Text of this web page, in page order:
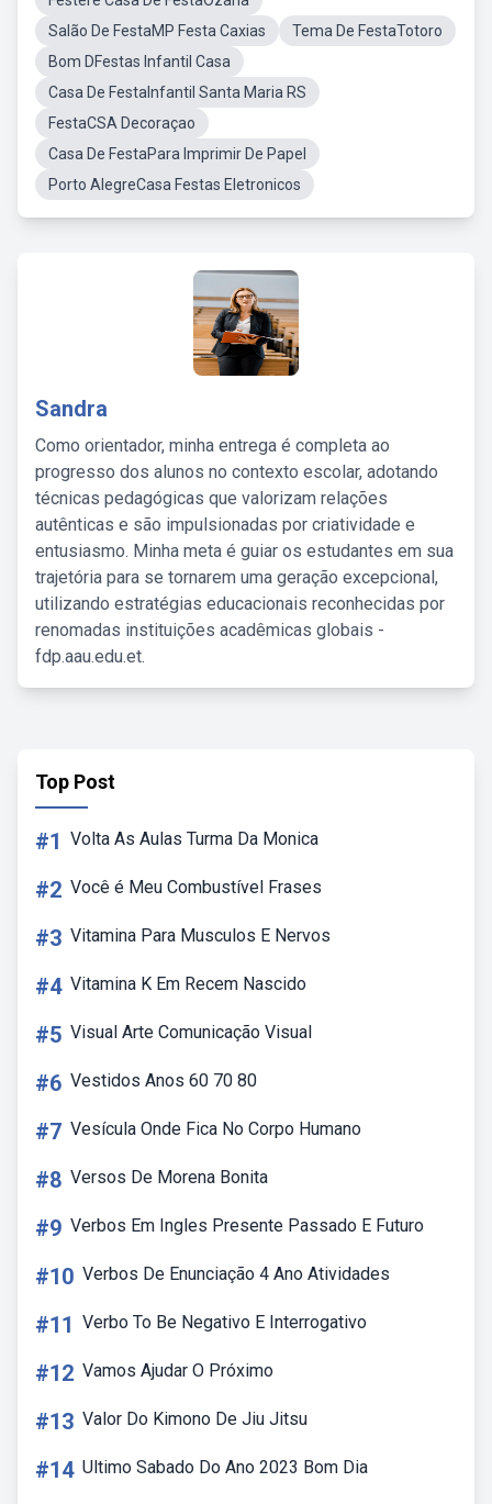
Salão De FestaMP Festa Caxias
Tema De FestaTotoro
Bom DFestas Infantil Casa
Casa De FestaInfantil Santa Maria RS
FestaCSA Decoraçao
Casa De FestaPara Imprimir De Papel
Porto AlegreCasa Festas Eletronicos
Sandra
Como orientador, minha entrega é completa ao
progresso dos alunos no contexto escolar, adotando
técnicas pedagógicas que valorizam relações
autênticas e são impulsionadas por criatividade e
entusiasmo. Minha meta é guiar os estudantes em sua
trajetória para se tornarem uma geração excepcional,
utilizando estratégias educacionais reconhecidas por
renomadas instituições acadêmicas globais -
fdp.aau.edu.et.
Top Post
#1 Volta As Aulas Turma Da Monica
#2 Você é Meu Combustível Frases
#3 Vitamina Para Musculos E Nervos
#4 Vitamina K Em Recem Nascido
#5 Visual Arte Comunicação Visual
#6 Vestidos Anos 60 70 80
#7 Vesícula Onde Fica No Corpo Humano
#8 Versos De Morena Bonita
#9 Verbos Em Ingles Presente Passado E Futuro
#10 Verbos De Enunciação 4 Ano Atividades
#11 Verbo To Be Negativo E Interrogativo
#12 Vamos Ajudar O Próximo
#13 Valor Do Kimono De Jiu Jitsu
#14 Ultimo Sabado Do Ano 2023 Bom Dia